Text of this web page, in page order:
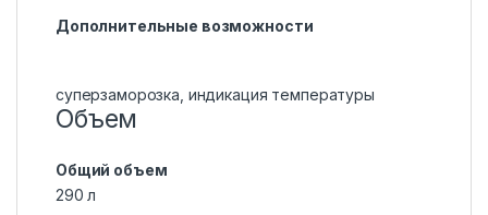
Дополнительные возможности
суперзаморозка, индикация температуры
Объем
Общий объем
290 л